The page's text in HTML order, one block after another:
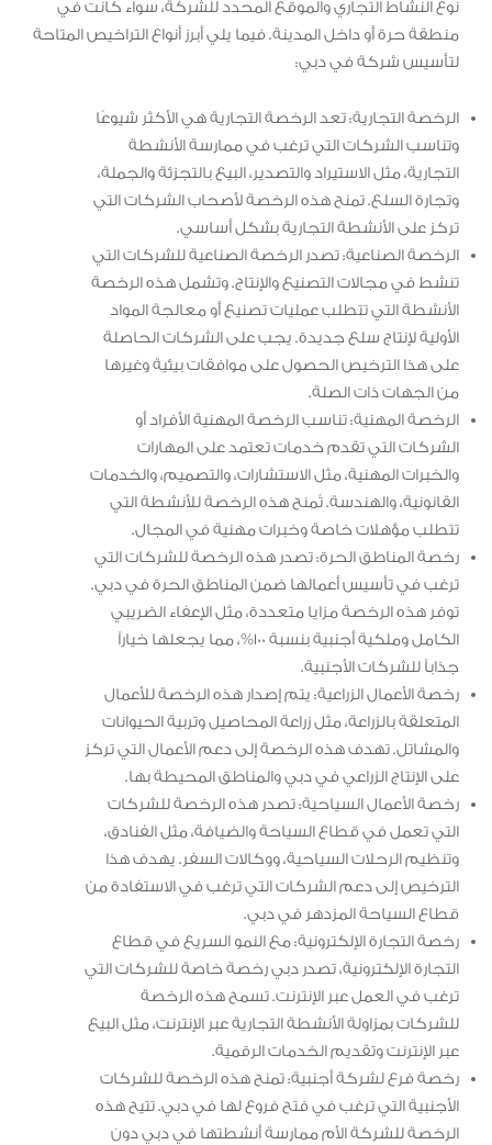
نوع النشاط التجاري والموقع المحدد للشركة، سواء كانت في
منطقة حرة أو داخل المدينة. فيما يلي أبرز أنواع التراخيص المتاحة
لتأسيس شركة في دبي:
الرخصة التجارية: تعد الرخصة التجارية هي الأكثر شيوعًا
وتناسب الشركات التي ترغب في ممارسة الأنشطة
التجارية، مثل الاستيراد والتصدير، البيع بالتجزئة والجملة،
وتجارة السلع. تمنح هذه الرخصة لأصحاب الشركات التي
تركز على الأنشطة التجارية بشكل أساسي.
الرخصة الصناعية: تصدر الرخصة الصناعية للشركات التي
تنشط في مجالات التصنيع والإنتاج. وتشمل هذه الرخصة
الأنشطة التي تتطلب عمليات تصنيع أو معالجة المواد
الأولية لإنتاج سلع جديدة. يجب على الشركات الحاصلة
على هذا الترخيص الحصول على موافقات بيئية وغيرها
من الجهات ذات الصلة.
الرخصة المهنية: تناسب الرخصة المهنية الأفراد أو
الشركات التي تقدم خدمات تعتمد على المهارات
والخبرات المهنية، مثل الاستشارات، والتصميم، والخدمات
القانونية، والهندسة. تُمنح هذه الرخصة للأنشطة التي
تتطلب مؤهلات خاصة وخبرات مهنية في المجال.
رخصة المناطق الحرة: تصدر هذه الرخصة للشركات التي
ترغب في تأسيس أعمالها ضمن المناطق الحرة في دبي.
توفر هذه الرخصة مزايا متعددة، مثل الإعفاء الضريبي
الكامل وملكية أجنبية بنسبة 100%، مما يجعلها خياراً
جذاباً للشركات الأجنبية.
رخصة الأعمال الزراعية: يتم إصدار هذه الرخصة للأعمال
المتعلقة بالزراعة، مثل زراعة المحاصيل وتربية الحيوانات
والمشاتل. تهدف هذه الرخصة إلى دعم الأعمال التي تركز
على الإنتاج الزراعي في دبي والمناطق المحيطة بها.
رخصة الأعمال السياحية: تصدر هذه الرخصة للشركات
التي تعمل في قطاع السياحة والضيافة، مثل الفنادق،
وتنظيم الرحلات السياحية، ووكالات السفر. يهدف هذا
الترخيص إلى دعم الشركات التي ترغب في الاستفادة من
قطاع السياحة المزدهر في دبي.
رخصة التجارة الإلكترونية: مع النمو السريع في قطاع
التجارة الإلكترونية، تصدر دبي رخصة خاصة للشركات التي
ترغب في العمل عبر الإنترنت. تسمح هذه الرخصة
للشركات بمزاولة الأنشطة التجارية عبر الإنترنت، مثل البيع
عبر الإنترنت وتقديم الخدمات الرقمية.
رخصة فرع لشركة أجنبية: تمنح هذه الرخصة للشركات
الأجنبية التي ترغب في فتح فروع لها في دبي. تتيح هذه
الرخصة للشركة الأم ممارسة أنشطتها في دبي دون